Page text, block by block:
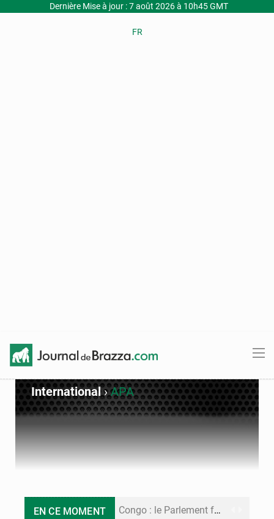
Dernière Mise à jour : 7 août 2026 à 10h45 GMT
FR
International›APA
EN CE MOMENT Congo : le Parlement formule 28 recommandations sur le Cadre budgétaire 2027-2029